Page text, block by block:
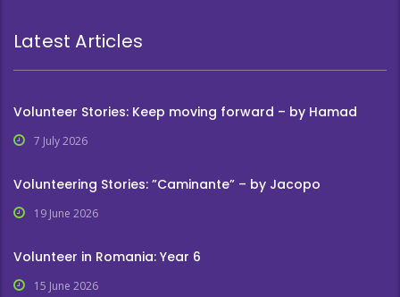
Latest Articles
Volunteer Stories: Keep moving forward – by Hamad
7 July 2026
Volunteering Stories: ”Caminante” – by Jacopo
19 June 2026
Volunteer in Romania: Year 6
15 June 2026